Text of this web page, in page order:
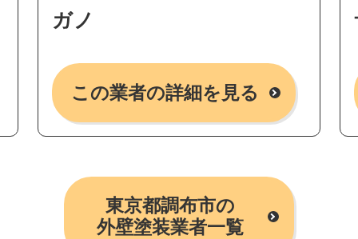
ガノ
この業者の詳細を見る
東京都調布市の
外壁塗装業者一覧